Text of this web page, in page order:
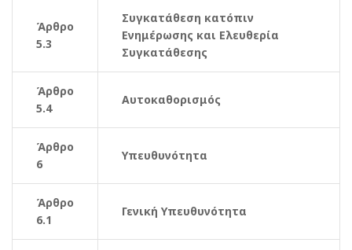
Άρθρο
5.3
Συγκατάθεση κατόπιν
Ενημέρωσης και Ελευθερία
Συγκατάθεσης
Άρθρο
5.4
Αυτοκαθορισμός
Άρθρο
6
Υπευθυνότητα
Άρθρο
6.1
Γενική Υπευθυνότητα